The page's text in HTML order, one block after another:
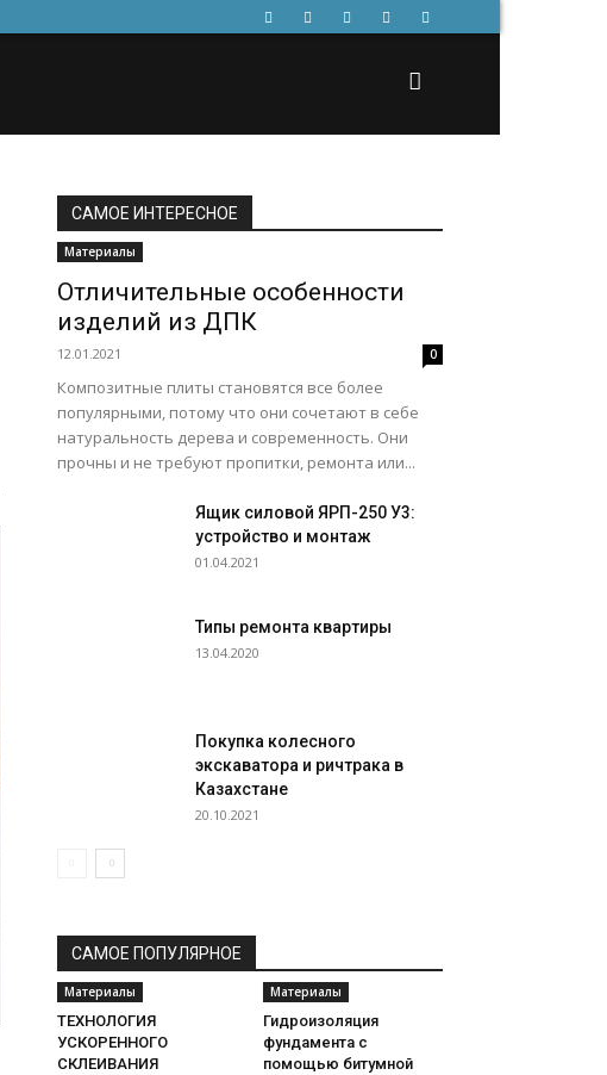
САМОЕ ИНТЕРЕСНОЕ
Материалы
Отличительные особенности
изделий из ДПК
12.01.2021 0
Композитные плиты становятся все более
популярными, потому что они сочетают в себе
натуральность дерева и современность. Они
прочны и не требуют пропитки, ремонта или...
Ящик силовой ЯРП-250 У3:
устройство и монтаж
01.04.2021
Типы ремонта квартиры
13.04.2020
Покупка колесного
экскаватора и ричтрака в
Казахстане
20.10.2021
САМОЕ ПОПУЛЯРНОЕ
Материалы
ТЕХНОЛОГИЯ
УСКОРЕННОГО
СКЛЕИВАНИЯ
Материалы
Гидроизоляция
фундамента с
помощью битумной